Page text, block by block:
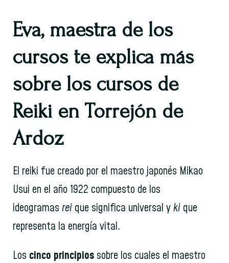
Eva, maestra de los
cursos te explica más
sobre los cursos de
Reiki en Torrejón de
Ardoz
El reiki fue creado por el maestro japonés Mikao
Usui en el año 1922 compuesto de los
ideogramas rei que significa universal yki que
representa la energía vital.
Los cinco principios sobre los cuales el maestro